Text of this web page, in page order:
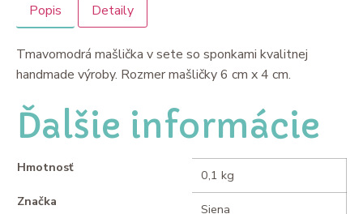
Popis Detaily
Tmavomodrá mašlička v sete so sponkami kvalitnej
handmade výroby. Rozmer mašličky 6 cm x 4 cm.
Ďalšie informácie
Hmotnosť
0,1 kg
Značka
Siena